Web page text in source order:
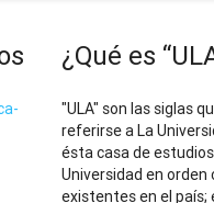
¿Qué es
"ULA" son las siglas
referirse a La
ésta casa de
Universidad en orden
existentes en el país;